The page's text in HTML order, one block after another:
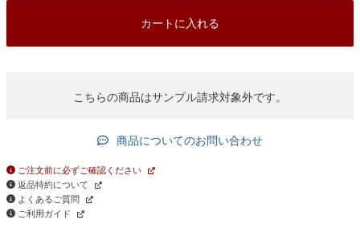
カートに入れる
こちらの商品はサンプル請求対象外です。
商品についてのお問い合わせ
ご注文前に必ずご確認ください
返品特約について
よくあるご質問
ご利用ガイド